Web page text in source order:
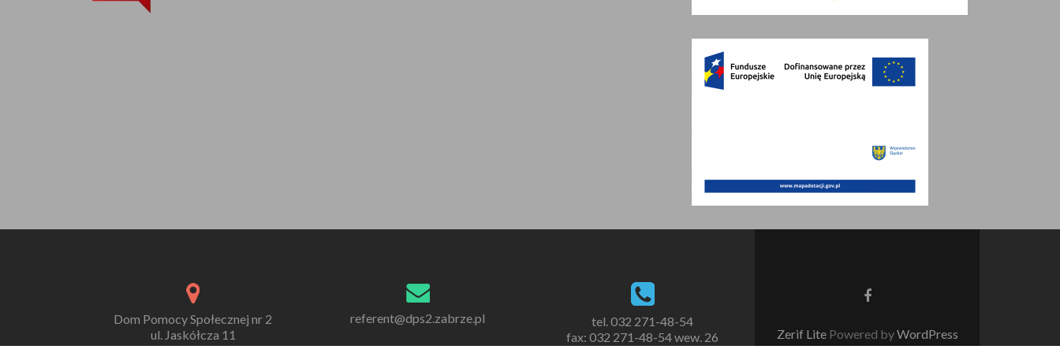
Dom Pomocy Społecznej nr 2
ul. Jaskółcza 11
referent@dps2.zabrze.pl
tel. 032 271-48-54
fax: 032 271-48-54 wew. 26
Go
Zerif Lite Powered byWordPress